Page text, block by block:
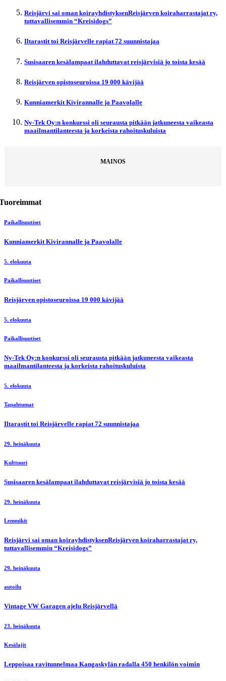
Reisjärvi sai oman koirayhdistyksenReisjärven koiraharrastajat ry,
tuttavallisemmin “Kreisidogs”
Iltarastit toi Reisjärvelle rapiat 72 suunnistajaa
Susisaaren kesälampaat ilahduttavat reisjärvisiä jo toista kesää
Reisjärven opistoseuroissa 19 000 kävijää
Kunniamerkit Kivirannalle ja Paavolalle
Ny-Tek Oy:n konkurssi oli seurausta pitkään jatkuneesta vaikeasta
maailmantilanteesta ja korkeista rahoituskuluista
MAINOS
Paikallisuutiset
Kunniamerkit Kivirannalle ja Paavolalle
5. elokuuta
Paikallisuutiset
Reisjärven opistoseuroissa 19 000 kävijää
5. elokuuta
Paikallisuutiset
Ny-Tek Oy:n konkurssi oli seurausta pitkään jatkuneesta vaikeasta
maailmantilanteesta ja korkeista rahoituskuluista
5. elokuuta
Tapahtumat
Iltarastit toi Reisjärvelle rapiat 72 suunnistajaa
29. heinäkuuta
Kulttuuri
Susisaaren kesälampaat ilahduttavat reisjärvisiä jo toista kesää
29. heinäkuuta
Lemmikit
Reisjärvi sai oman koirayhdistyksenReisjärven koiraharrastajat ry,
tuttavallisemmin “Kreisidogs”
29. heinäkuuta
autoilu
Vintage VW Garagen ajelu Reisjärvellä
23. heinäkuuta
Kesälajit
Leppoisaa ravitunnelmaa Kangaskylän radalla 450 henkilön voimin